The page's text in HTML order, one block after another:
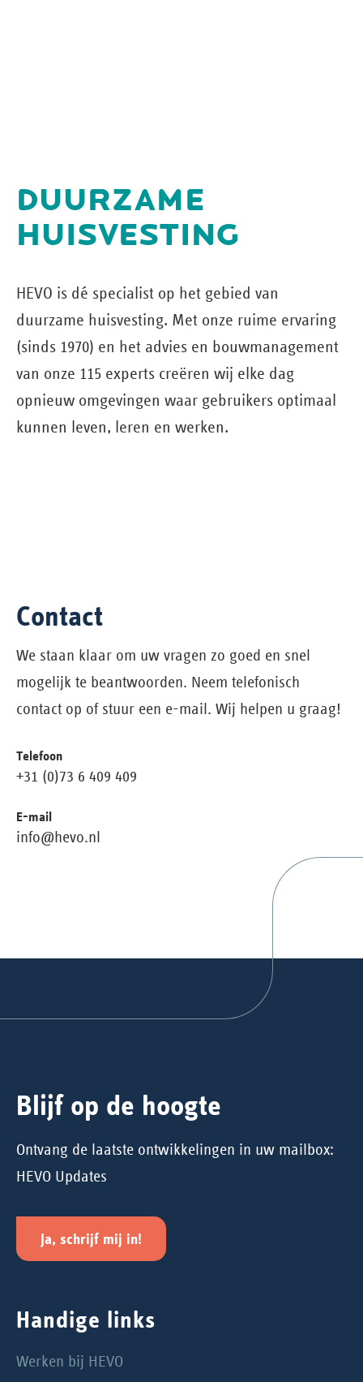
DUURZAME
HUISVESTING
HEVO is dé specialist op het gebied van
duurzame huisvesting. Met onze ruime ervaring
(sinds 1970) en het advies en bouw­management
van onze 115 experts creëren wij elke dag
opnieuw omgevingen waar gebruikers optimaal
kunnen leven, leren en werken.
Contact
We staan klaar om uw vragen zo goed en snel
mogelijk te beantwoorden. Neem telefonisch
contact op of stuur een e-mail. Wij helpen u graag!
Telefoon
+31 (0)73 6 409 409
E-mail
info@hevo.nl
Blijf op de hoogte
Ontvang de laatste ontwikkelingen in uw mailbox:
HEVO Updates
Ja, schrijf mij in!
Handige links
Werken bij HEVO